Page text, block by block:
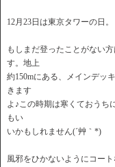
12月23日は東京タワーの日。
もしまだ登ったことがない
す。地上
約150mにある、メインデッ
きます
よ♪この時期は寒くておうち
もい
いかもしれません(´艸｀*)
風邪をひかないようにコー